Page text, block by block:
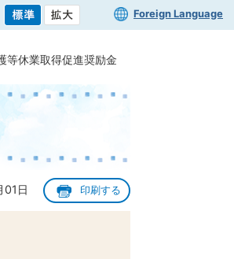
Foreign Language
等休業取得促進奨励金
01日 印刷する